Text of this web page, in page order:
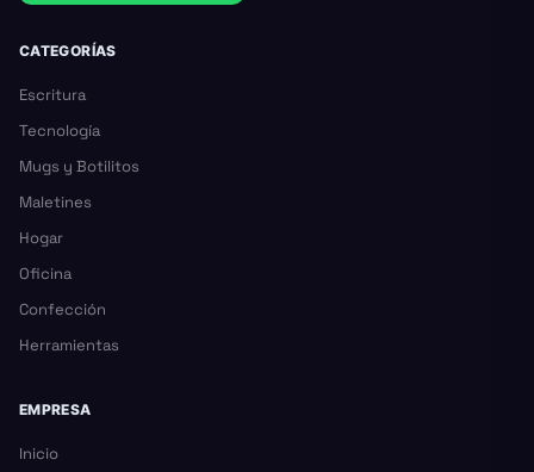
CATEGORÍAS
Escritura
Tecnología
Mugs y Botilitos
Maletines
Hogar
Oficina
Confección
Herramientas
EMPRESA
Inicio